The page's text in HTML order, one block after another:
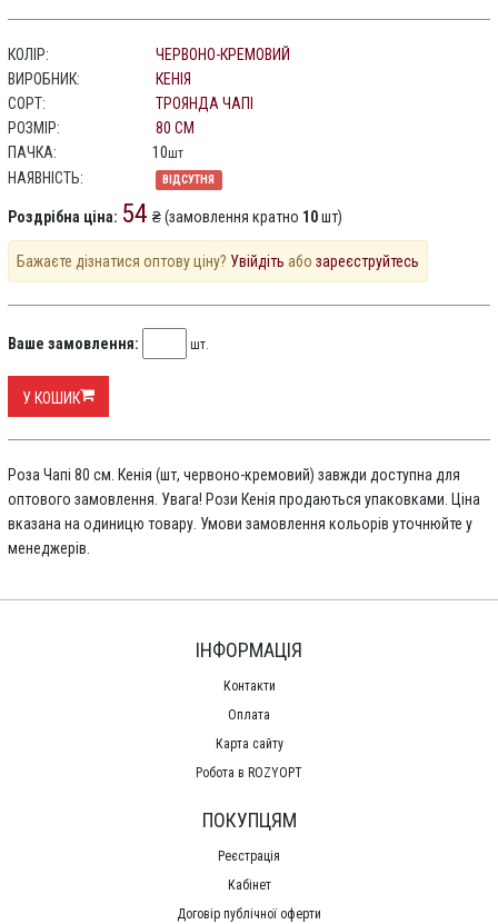
КОЛІР:
ЧЕРВОНО-КРЕМОВИЙ
ВИРОБНИК:
КЕНІЯ
СОРТ:
ТРОЯНДА ЧАПІ
РОЗМІР:
80 СМ
ПАЧКА:
10шт
НАЯВНІСТЬ: ВІДСУТНЯ
Роздрібна ціна: 54 ₴ (замовлення кратно 10шт)
Бажаєте дізнатися оптову ціну? Увійдіть або зареєструйтесь
Ваше замовлення: шт.
У КОШИК
Роза Чапі 80 см. Кенія (шт, червоно-кремовий) завжди доступна для
оптового замовлення. Увага! Рози Кенія продаються упаковками. Ціна
вказана на одиницю товару. Умови замовлення кольорів уточнюйте у
менеджерів.
ІНФОРМАЦІЯ
Контакти
Оплата
Карта сайту
Робота в ROZYOPT
ПОКУПЦЯМ
Реєстрація
Кабінет
Договір публічної оферти